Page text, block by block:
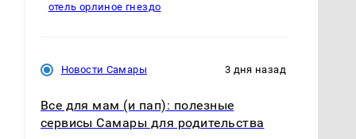
отель орлиное гнездо
Новости Самары 3 дня назад
Все для мам (и пап): полезные
сервисы Самары для родительства